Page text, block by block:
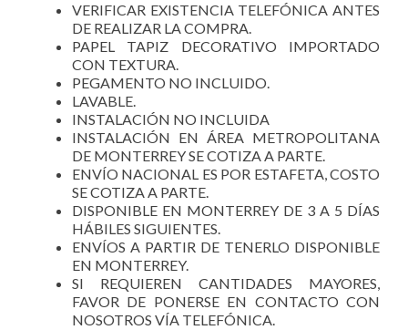
VERIFICAR EXISTENCIA TELEFÓNICA ANTES
DE REALIZAR LA COMPRA.
PAPEL TAPIZ DECORATIVO IMPORTADO
CON TEXTURA.
PEGAMENTO NO INCLUIDO.
LAVABLE.
INSTALACIÓN NO INCLUIDA
INSTALACIÓN EN ÁREA METROPOLITANA
DE MONTERREY SE COTIZA A PARTE.
ENVÍO NACIONAL ES POR ESTAFETA, COSTO
SE COTIZA A PARTE.
DISPONIBLE EN MONTERREY DE 3 A 5 DÍAS
HÁBILES SIGUIENTES.
ENVÍOS A PARTIR DE TENERLO DISPONIBLE
EN MONTERREY.
SI REQUIEREN CANTIDADES MAYORES,
FAVOR DE PONERSE EN CONTACTO CON
NOSOTROS VÍA TELEFÓNICA.